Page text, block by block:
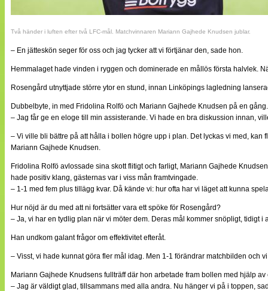
Två händer i luften efter två LFC-mål. Matchvinnaren Mariann Gajhede Knudsen jublar.
– En jätteskön seger för oss och jag tycker att vi förtjänar den, sade hon.
Hemmalaget hade vinden i ryggen och dominerade en mållös första halvlek.
Rosengård utnyttjade större ytor en stund, innan Linköpings lagledning
Dubbelbyte, in med Fridolina Rolfö och Mariann Gajhede Knudsen på en
– Jag får ge en eloge till min assisterande. Vi hade en bra diskussion innan,
– Vi ville bli bättre på att hålla i bollen högre upp i plan. Det lyckas vi med,
Mariann Gajhede Knudsen.
Fridolina Rolfö avlossade sina skott flitigt och farligt, Mariann Gajhede
hade positiv klang, gästernas var i viss mån framtvingade.
– 1-1 med fem plus tillägg kvar. Då kände vi: hur ofta har vi läget att kunna
Hur nöjd är du med att ni fortsätter vara ett spöke för Rosengård?
– Ja, vi har en tydlig plan när vi möter dem. Deras mål kommer snöpligt, tidigt
Han undkom galant frågor om effektivitet efteråt.
– Visst, vi hade kunnat göra fler mål idag. Men 1-1 förändrar matchbilden och
Mariann Gajhede Knudsens fullträff där hon arbetade fram bollen med hjälp
– Jag är väldigt glad, tillsammans med alla andra. Nu hänger vi på i toppen,